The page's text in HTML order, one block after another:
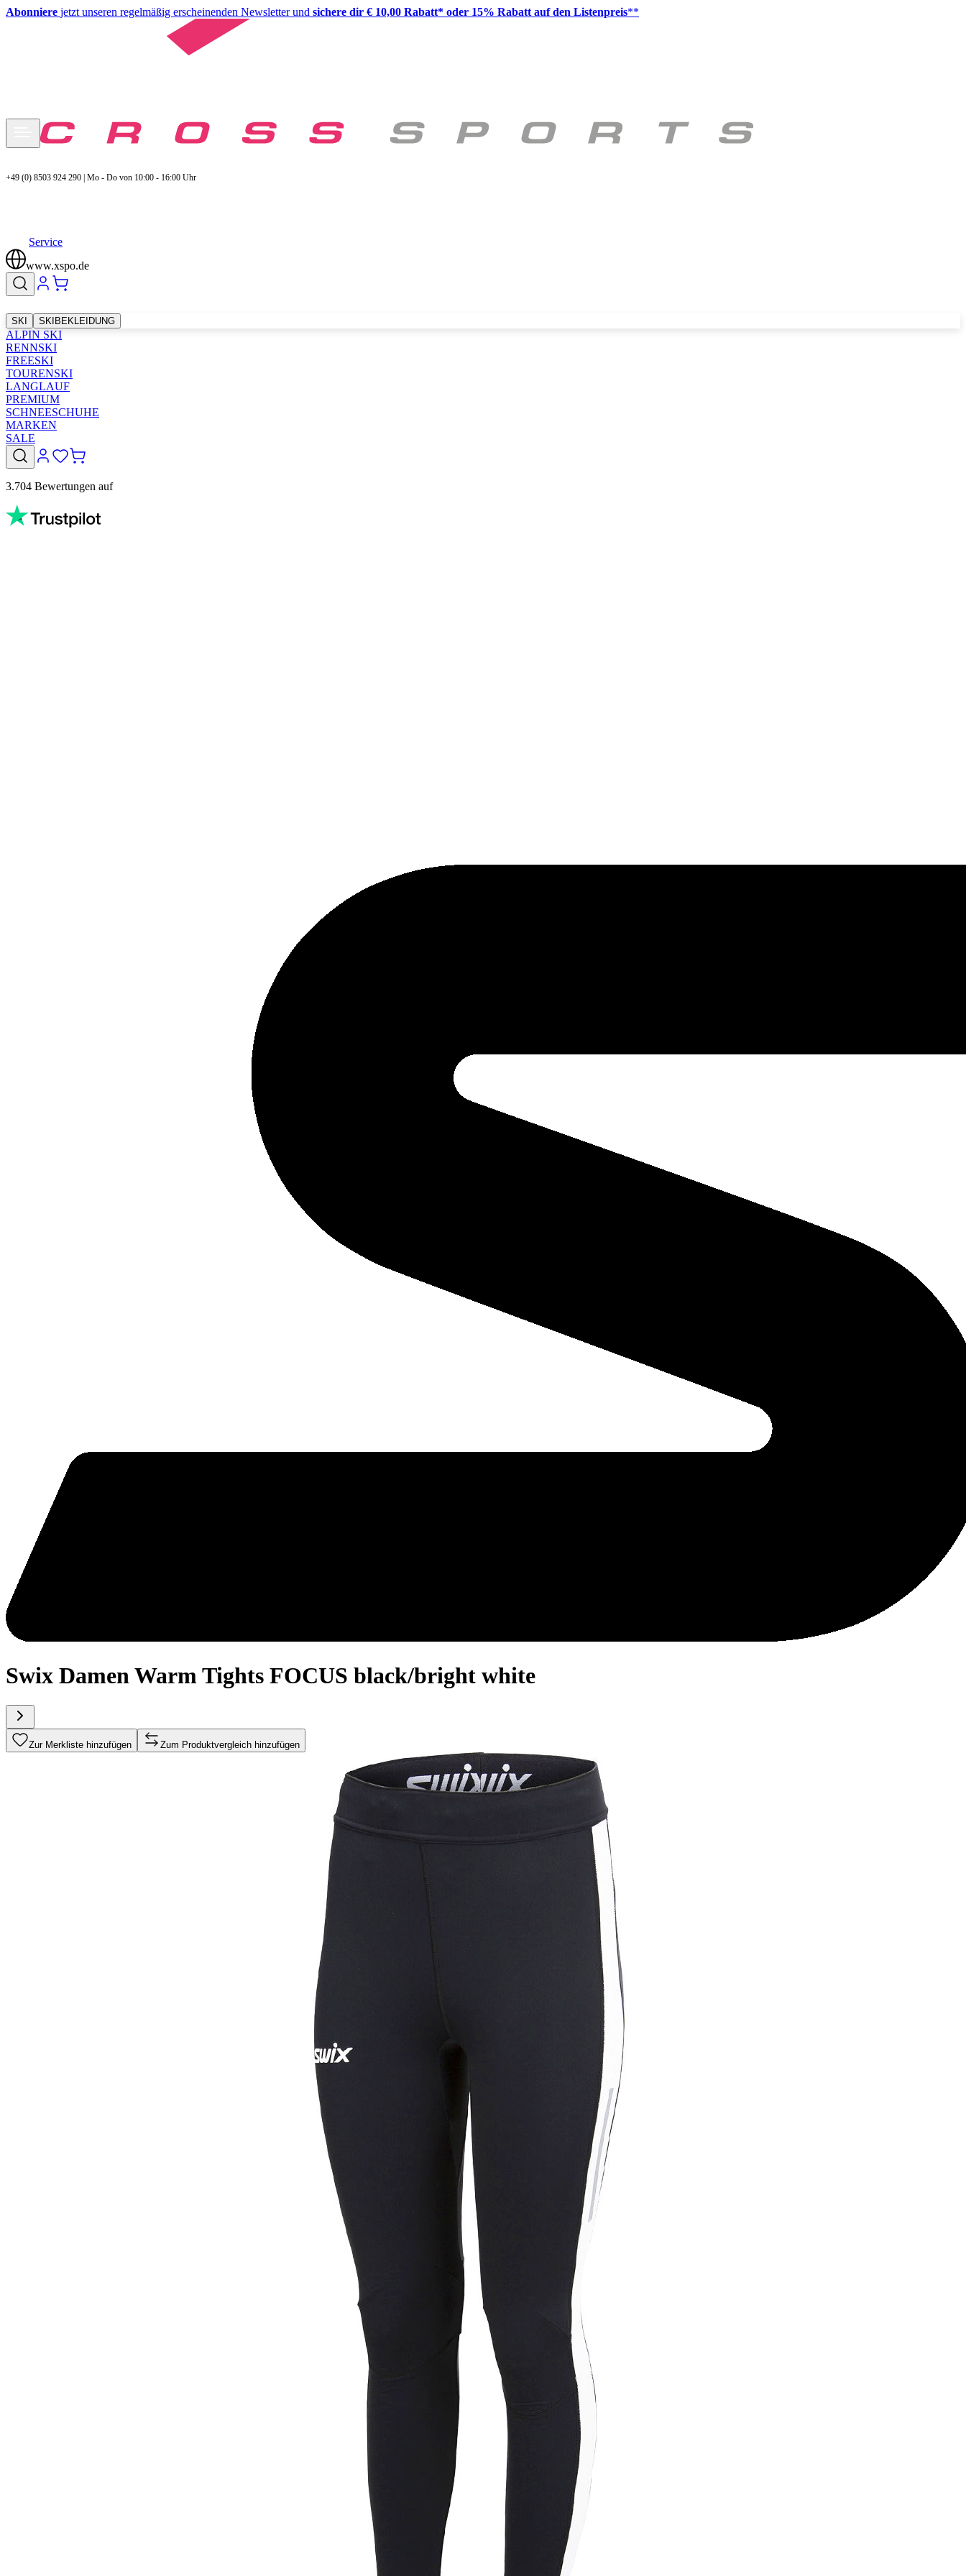
Abonniere jetzt unseren regelmäßig erscheinenden Newsletter und sichere dir € 10,00 Rabatt* oder 15% Rabatt auf den Listenpreis**
+49 (0) 8503 924 290 | Mo - Do von 10:00 - 16:00 Uhr
Service
www.xspo.de
SKI SKIBEKLEIDUNG
ALPIN SKI
RENNSKI
FREESKI
TOURENSKI
LANGLAUF
PREMIUM
SCHNEESCHUHE
MARKEN
SALE
3.704 Bewertungen auf
Swix Damen Warm Tights FOCUS black/bright white
Zur Merkliste hinzufügen Zum Produktvergleich hinzufügen